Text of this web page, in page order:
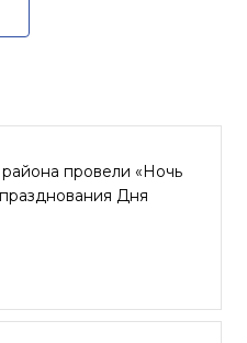
провели «Ночь
Дня